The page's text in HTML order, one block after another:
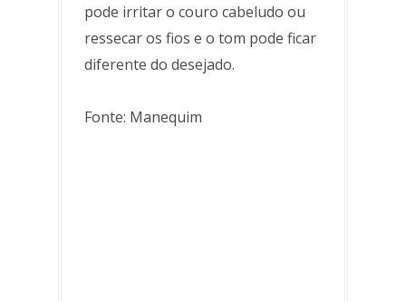
pode irritar o couro cabeludo ou
ressecar os fios e o tom pode ficar
diferente do desejado.
Fonte: Manequim